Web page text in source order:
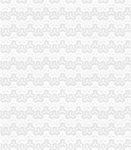
[华东]海关自理报关注册
企业报关注册登记证书过
福清海关积做好《报关
报关单位尽快换领新版
海关报关登记证书如何
报关员答疑精选：海关
宁波海关对报关注册登
一般贸易报关,海关报关
更换海关注册登记证书